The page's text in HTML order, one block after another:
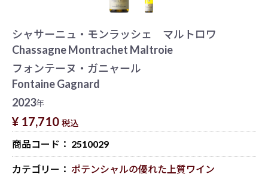
シャサーニュ・モンラッシェ マルトロワ
Chassagne Montrachet Maltroie
フォンテーヌ・ガニャール
Fontaine Gagnard
2023年
¥ 17,710 税込
商品コード： 2510029
カテゴリー： ポテンシャルの優れた上質ワイン